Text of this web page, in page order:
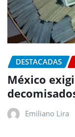
DESTACADAS
México
Emiliano Lira